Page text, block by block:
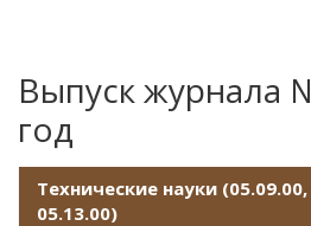
Выпуск журнала
год
Технические науки
05.13.00)